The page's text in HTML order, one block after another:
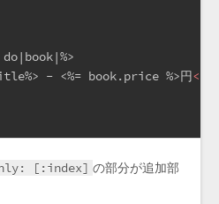
- <%= book.price %>円</
[:index] の部分が追加部